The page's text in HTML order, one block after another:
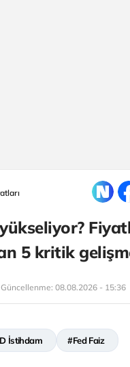
5 kritik
08.08.2026 - 15:36
İstihdam #Fed Faiz